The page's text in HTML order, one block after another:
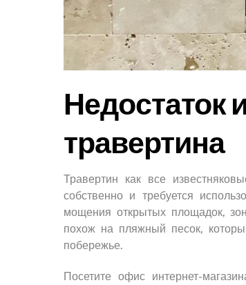
Недостаток
травертина
Травертин как все
собственно и требуется
мощения открытых площадок,
похож на пляжный песок,
побережье.
Посетите офис интернет-